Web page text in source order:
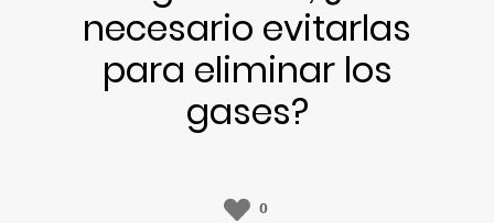
necesario evitarlas
para eliminar los
gases?
0